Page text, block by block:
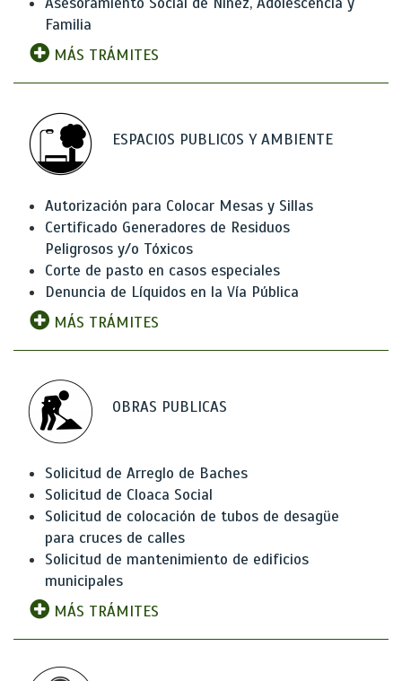
Familia
MÁS TRÁMITES
ESPACIOS PUBLICOS Y AMBIENTE
Autorización para Colocar Mesas y Sillas
Certificado Generadores de Residuos
Peligrosos y/o Tóxicos
Corte de pasto en casos especiales
Denuncia de Líquidos en la Vía Pública
MÁS TRÁMITES
OBRAS PUBLICAS
Solicitud de Arreglo de Baches
Solicitud de Cloaca Social
Solicitud de colocación de tubos de desagüe
para cruces de calles
Solicitud de mantenimiento de edificios
municipales
MÁS TRÁMITES